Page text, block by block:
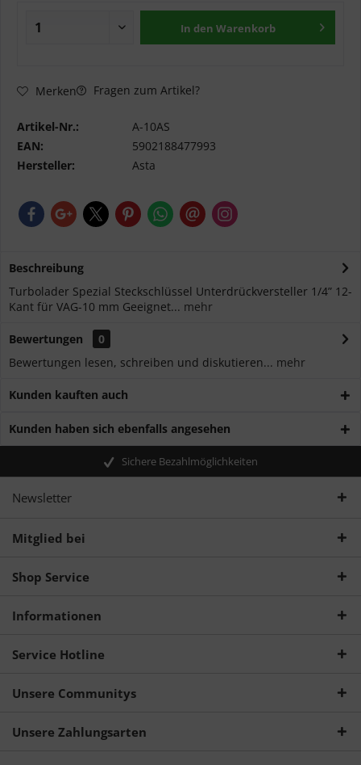
In den Warenkorb
Merken Fragen zum Artikel?
Artikel-Nr.:
A-10AS
EAN:
5902188477993
Hersteller:
Asta
Beschreibung
Turbolader Spezial Steckschlüssel Unterdrückversteller 1/4” 12-
Kant für VAG-10 mm Geeignet... mehr
Bewertungen
0
Bewertungen lesen, schreiben und diskutieren... mehr
Kunden kauften auch
Kunden haben sich ebenfalls angesehen
Sichere Bezahlmöglichkeiten
Newsletter
Mitglied bei
Shop Service
Informationen
Service Hotline
Unsere Communitys
Unsere Zahlungsarten